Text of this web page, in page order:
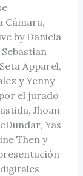
Cámara,
by Daniela
Apparel,
y Yenny
el jurado
Jhoan
Yas
Then y